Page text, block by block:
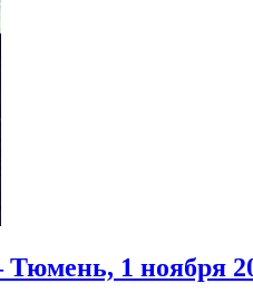
1 ноября